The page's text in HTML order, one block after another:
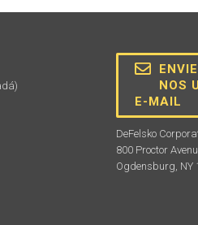
NOS
E-MAIL
DeFelsko
800 Proctor
Ogdensburg, NY